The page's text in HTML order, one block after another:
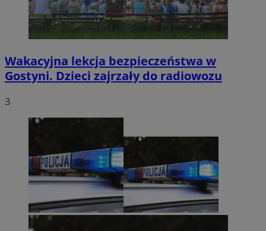
Wakacyjna lekcja bezpieczeństwa w
Gostyni. Dzieci zajrzały do radiowozu
3